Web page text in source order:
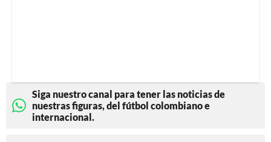
Siga nuestro canal para tener las noticias de
nuestras figuras, del fútbol colombiano e
internacional.